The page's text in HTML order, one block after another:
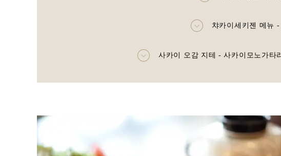
챠카이세키젠
사카이 오감 지테 - 사카이모노